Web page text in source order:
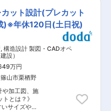
盤より、さら
が可能とな
の範
社員のOJTの
安心して就業
1人で案件を
1年半~2
ます。 ■
は28名の方
入社後2~3
てベトナム
えておりま
トし、その
ことで事
築物に対す
担当者のアシ
理・印刷・
）依頼があ
ム事務所)
面等の確認
図面をもと
がある場合
度のものも
からご対応
が、10~30
ット設計(プレカット
)※年休120日(土日祝)
, 構造設計 製図・CADオペ
設）
万円
山市栗栖野
や加工図、施
サイズや形